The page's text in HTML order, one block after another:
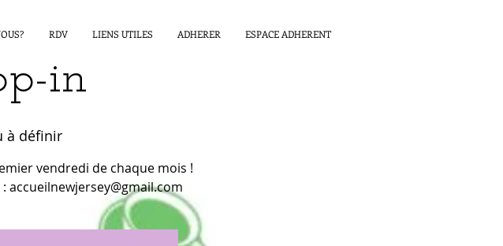
RDV LIENS UTILES ADHERER ESPACE ADHERENT
in
à définir
vendredi de chaque mois !
accueilnewjersey@gmail.com